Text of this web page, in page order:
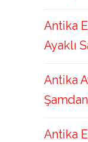
Antika
Ayaklı
Antika
Şamdan
Antika